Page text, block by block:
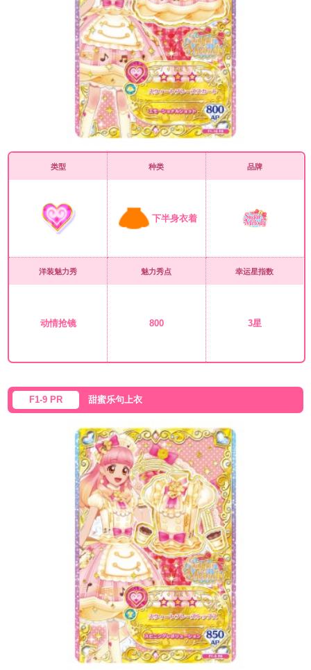
类型 种类
下半身衣着
品牌
洋装魅力秀
动情抢镜
魅力秀点
800
幸运星指数
3星
F1-9 PR 甜蜜乐句上衣